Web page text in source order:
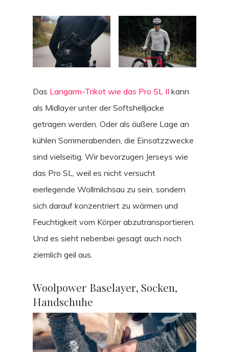
Das Langarm-Trikot wie das Pro SL II kann
als Midlayer unter der Softshelljacke
getragen werden. Oder als äußere Lage an
kühlen Sommerabenden, die Einsatzzwecke
sind vielseitig. Wir bevorzugen Jerseys wie
das Pro SL, weil es nicht versucht
eierlegende Wollmilchsau zu sein, sondern
sich darauf konzentriert zu wärmen und
Feuchtigkeit vom Körper abzutransportieren.
Und es sieht nebenbei gesagt auch noch
ziemlich geil aus.
Woolpower Baselayer, Socken,
Handschuhe